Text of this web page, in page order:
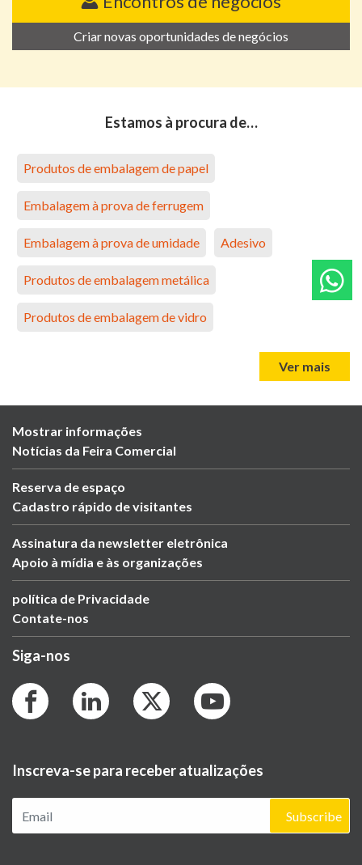
Criar novas oportunidades de negócios
Estamos à procura de…
Produtos de embalagem de papel
Embalagem à prova de ferrugem
Embalagem à prova de umidade Adesivo
Produtos de embalagem metálica
Produtos de embalagem de vidro
Ver mais
Mostrar informações
Notícias da Feira Comercial
Reserva de espaço
Cadastro rápido de visitantes
Assinatura da newsletter eletrônica
Apoio à mídia e às organizações
política de Privacidade
Contate-nos
Siga-nos
Inscreva-se para receber atualizações
Subscribe